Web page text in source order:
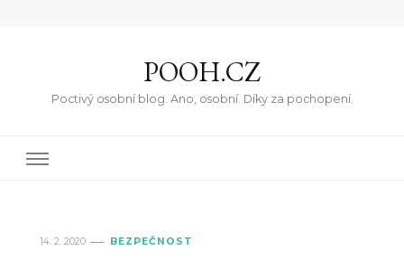
POOH.CZ
Poctivý osobní blog. Ano, osobní. Díky za pochopení.
14. 2. 2020 BEZPEČNOST